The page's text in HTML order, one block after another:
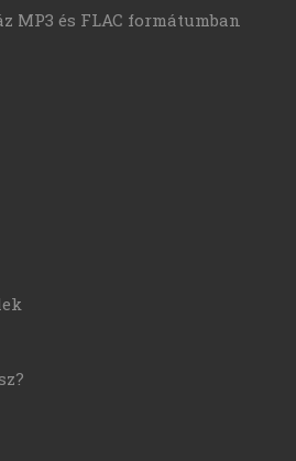
MP3 és FLAC formátumban